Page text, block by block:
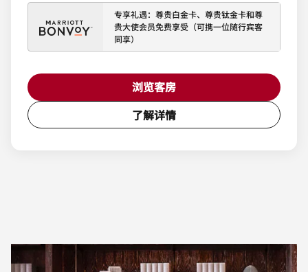
专享礼遇：尊贵白金卡、尊贵钛金卡和尊
贵大使会员免费享受（可携一位随行宾客
同享）
浏览客房
了解详情